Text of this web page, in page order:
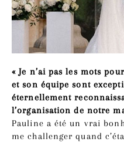
« Je n’ai pas les mots
et son équipe sont
éternellement
l’organisation de notre
Pauline a été un vrai
me challenger quand